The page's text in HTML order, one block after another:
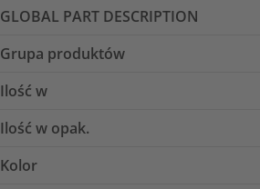
GLOBAL PART DESCRIPTION
Grupa produktów
Ilość w
Ilość w opak.
Kolor